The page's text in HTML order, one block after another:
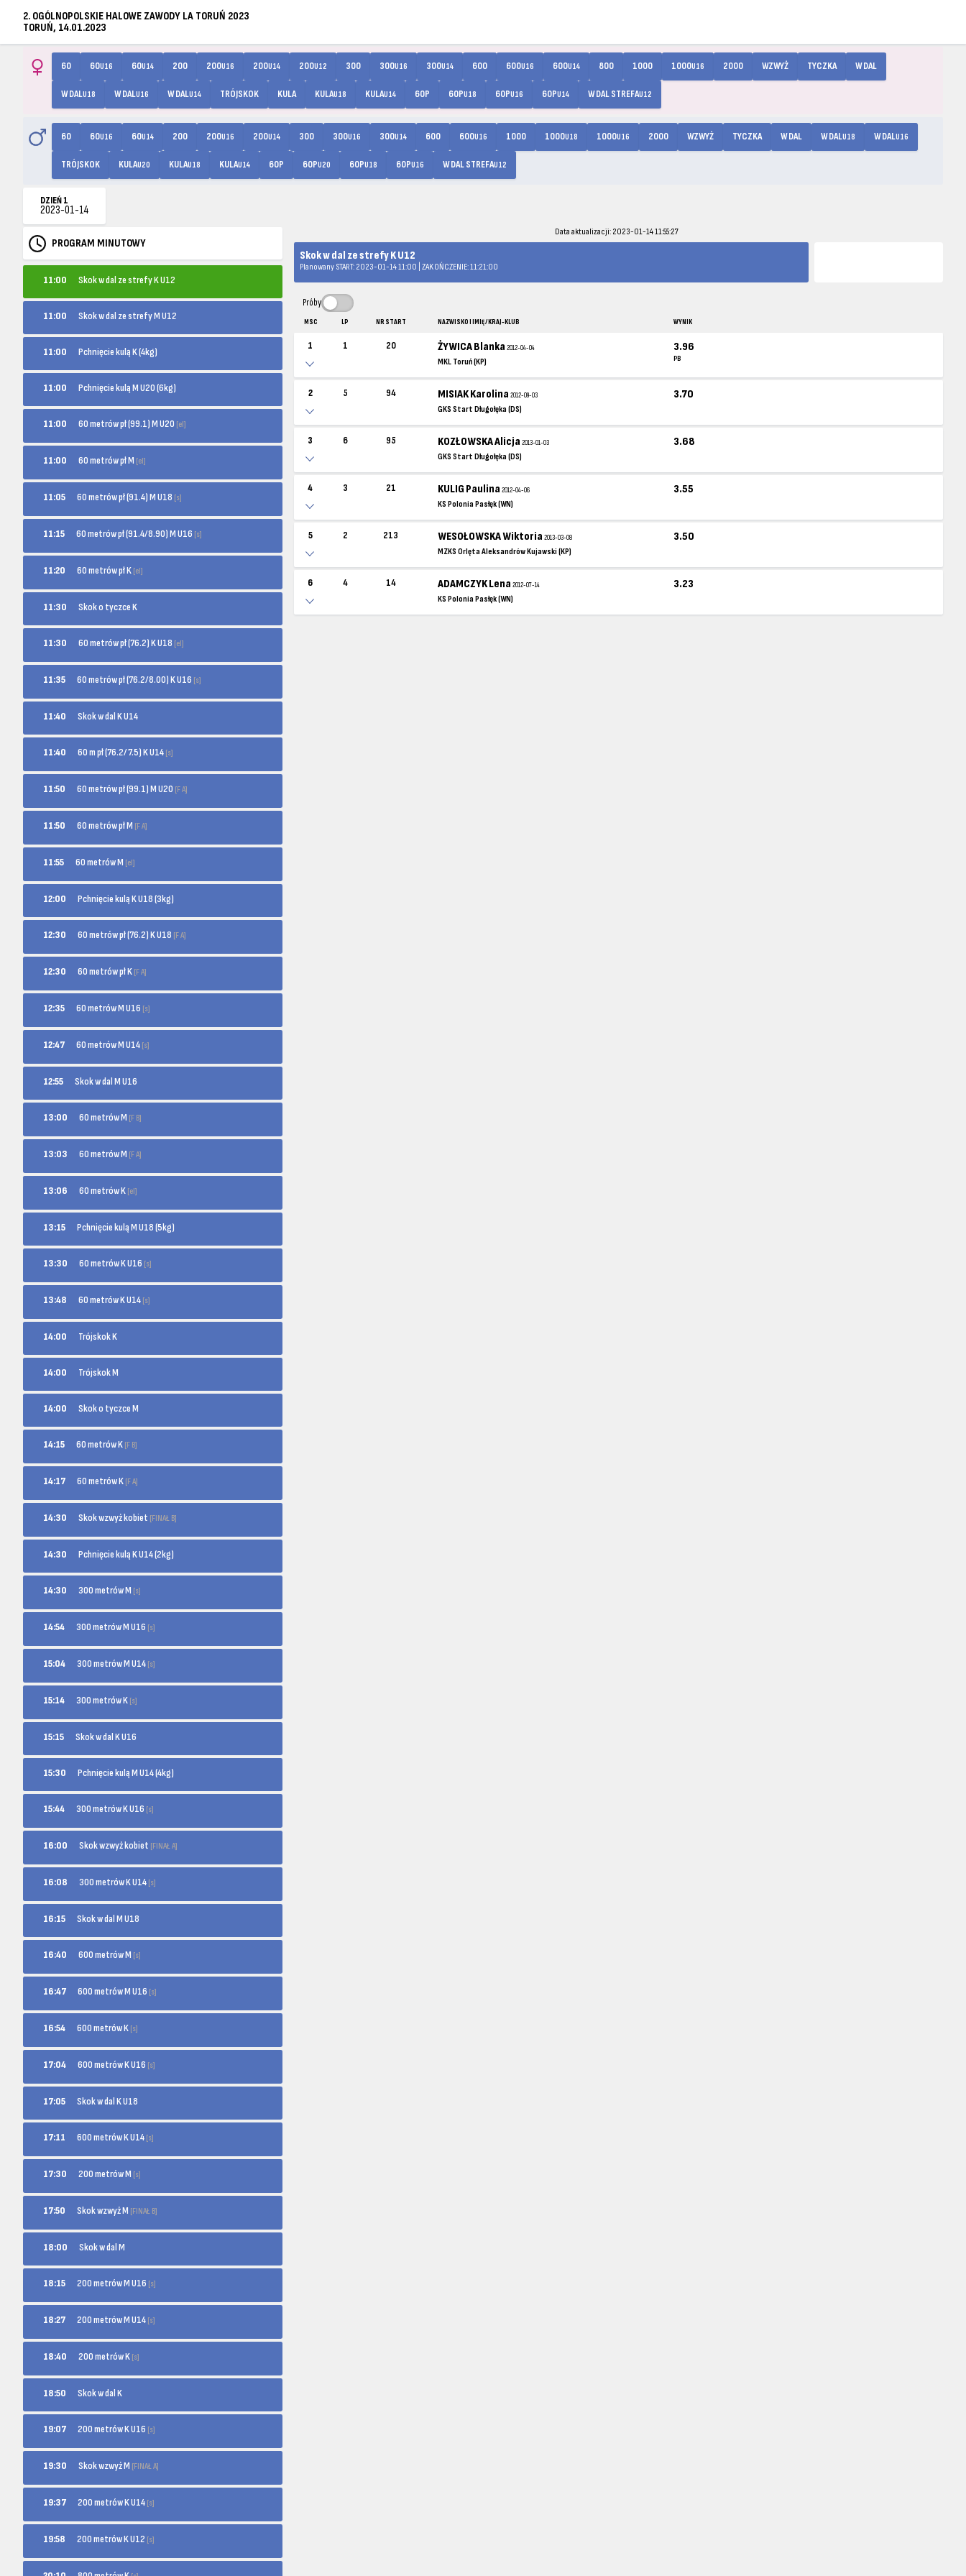
2. OGÓLNOPOLSKIE HALOWE ZAWODY LA TORUŃ 2023
TORUŃ, 14.01.2023
60 60U16 60U14 200 200U16 200U14 200U12 300 300U16 300U14 600 600U16 600U14 800 1000 1000U16 2000 WZWYŻ TYCZKA W DAL
W DALU18 W DALU16 W DALU14 TRÓJSKOK KULA KULAU18 KULAU14 60P 60PU18 60PU16 60PU14 W DAL STREFAU12
60 60U16 60U14 200 200U16 200U14 300 300U16 300U14 600 600U16 1000 1000U18 1000U16 2000 WZWYŻ TYCZKA W DAL W DALU18 W DALU16
TRÓJSKOK KULAU20 KULAU18 KULAU14 60P 60PU20 60PU18 60PU16 W DAL STREFAU12
DZIEŃ 1
2023-01-14
PROGRAM MINUTOWY
11:00 Skok w dal ze strefy K U12
11:00 Skok w dal ze strefy M U12
11:00 Pchnięcie kulą K (4kg)
11:00 Pchnięcie kulą M U20 (6kg)
11:00 60 metrów pł (99.1) M U20 [el]
11:00 60 metrów pł M [el]
11:05 60 metrów pł (91.4) M U18 [s]
11:15 60 metrów pł (91.4/8.90) M U16 [s]
11:20 60 metrów pł K [el]
11:30 Skok o tyczce K
11:30 60 metrów pł (76.2) K U18 [el]
11:35 60 metrów pł (76.2/8.00) K U16 [s]
11:40 Skok w dal K U14
11:40 60 m pł (76.2/7.5) K U14 [s]
11:50 60 metrów pł (99.1) M U20 [F A]
11:50 60 metrów pł M [F A]
11:55 60 metrów M [el]
12:00 Pchnięcie kulą K U18 (3kg)
12:30 60 metrów pł (76.2) K U18 [F A]
12:30 60 metrów pł K [F A]
12:35 60 metrów M U16 [s]
12:47 60 metrów M U14 [s]
12:55 Skok w dal M U16
13:00 60 metrów M [F B]
13:03 60 metrów M [F A]
13:06 60 metrów K [el]
13:15 Pchnięcie kulą M U18 (5kg)
13:30 60 metrów K U16 [s]
13:48 60 metrów K U14 [s]
14:00 Trójskok K
14:00 Trójskok M
14:00 Skok o tyczce M
14:15 60 metrów K [F B]
14:17 60 metrów K [F A]
14:30 Skok wzwyż kobiet [FINAŁ B]
14:30 Pchnięcie kulą K U14 (2kg)
14:30 300 metrów M [s]
14:54 300 metrów M U16 [s]
15:04 300 metrów M U14 [s]
15:14 300 metrów K [s]
15:15 Skok w dal K U16
15:30 Pchnięcie kulą M U14 (4kg)
15:44 300 metrów K U16 [s]
16:00 Skok wzwyż kobiet [FINAŁ A]
16:08 300 metrów K U14 [s]
16:15 Skok w dal M U18
16:40 600 metrów M [s]
16:47 600 metrów M U16 [s]
16:54 600 metrów K [s]
17:04 600 metrów K U16 [s]
17:05 Skok w dal K U18
17:11 600 metrów K U14 [s]
17:30 200 metrów M [s]
17:50 Skok wzwyż M [FINAŁ B]
18:00 Skok w dal M
18:15 200 metrów M U16 [s]
18:27 200 metrów M U14 [s]
18:40 200 metrów K [s]
18:50 Skok w dal K
19:07 200 metrów K U16 [s]
19:30 Skok wzwyż M [FINAŁ A]
19:37 200 metrów K U14 [s]
19:58 200 metrów K U12 [s]
Data aktualizacji: 2023-01-14 11:55:27
Skok w dal ze strefy K U12
Planowany START: 2023-01-14 11:00 | ZAKOŃCZENIE: 11:21:00
Próby
MSC LP NR START NAZWISKO I IMIĘ / KRAJ-KLUB WYNIK
1 1 20 ŻYWICA Blanka2012-04-04
MKL Toruń (KP)
3.96
PB
2 5 94 MISIAK Karolina2012-09-03
GKS Start Długołęka (DS)
3.70
3 6 95 KOZŁOWSKA Alicja2013-01-03
GKS Start Długołęka (DS)
3.68
4 3 21 KULIG Paulina2012-04-06
KS Polonia Pasłęk (WN)
3.55
5 2 213 WESOŁOWSKA Wiktoria2013-03-08
MZKS Orlęta Aleksandrów Kujawski (KP)
3.50
6 4 14 ADAMCZYK Lena2012-07-14
KS Polonia Pasłęk (WN)
3.23